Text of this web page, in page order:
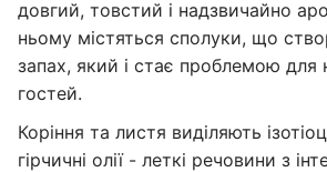
довгий, товстий і надзвичайно
ньому містяться сполуки, що
запах, який і стає проблемою для
гостей.
Коріння та листя виділяють
гірчичні олії - леткі речовини з